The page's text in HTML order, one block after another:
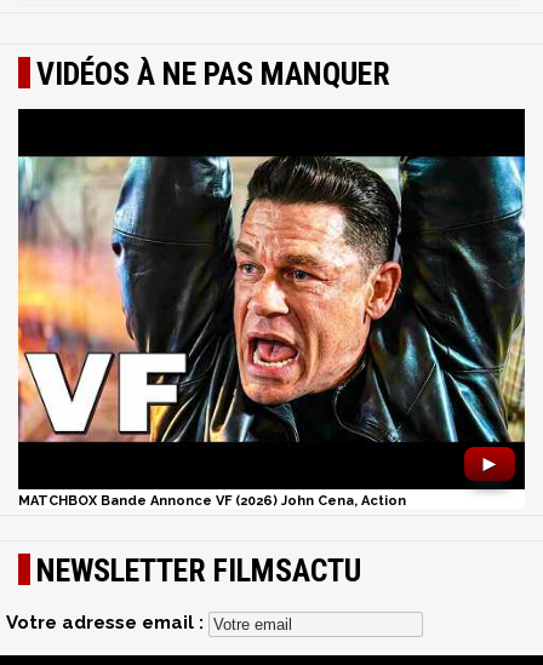
VIDÉOS À NE PAS MANQUER
►
MATCHBOX Bande Annonce VF (2026) John Cena, Action
NEWSLETTER FILMSACTU
Votre adresse email :